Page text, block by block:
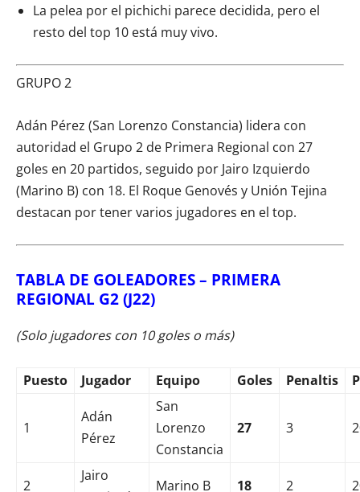
La pelea por el pichichi parece decidida, pero el
resto del top 10 está muy vivo.
GRUPO 2
Adán Pérez (San Lorenzo Constancia) lidera con
autoridad el Grupo 2 de Primera Regional con 27
goles en 20 partidos, seguido por Jairo Izquierdo
(Marino B) con 18. El Roque Genovés y Unión Tejina
destacan por tener varios jugadores en el top.
TABLA DE GOLEADORES – PRIMERA
REGIONAL G2 (J22)
(Solo jugadores con 10 goles o más)
Puesto Jugador Equipo Goles Penaltis
1
Adán
Pérez
San
Lorenzo
Constancia
27 3
2
Jairo
Marino B 18 2